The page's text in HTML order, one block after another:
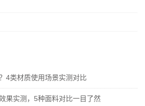
4类材质使用场景实测对比
果实测，5种面料对比一目了然